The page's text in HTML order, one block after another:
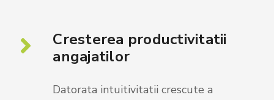
Cresterea productivitatii
angajatilor
Datorata intuitivitatii crescute a